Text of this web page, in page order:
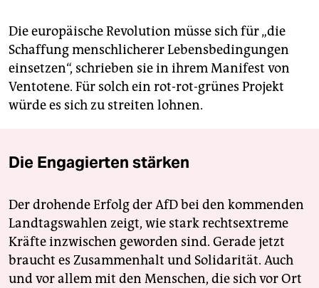
Die europäische Revolution müsse sich für „die
Schaffung menschlicherer Lebensbedingungen
einsetzen“, schrieben sie in ihrem Manifest von
Ventotene. Für solch ein rot-rot-grünes Projekt
würde es sich zu streiten lohnen.
Die Engagierten stärken
Der drohende Erfolg der AfD bei den kommenden
Landtagswahlen zeigt, wie stark rechtsextreme
Kräfte inzwischen geworden sind. Gerade jetzt
braucht es Zusammenhalt und Solidarität. Auch
und vor allem mit den Menschen, die sich vor Ort